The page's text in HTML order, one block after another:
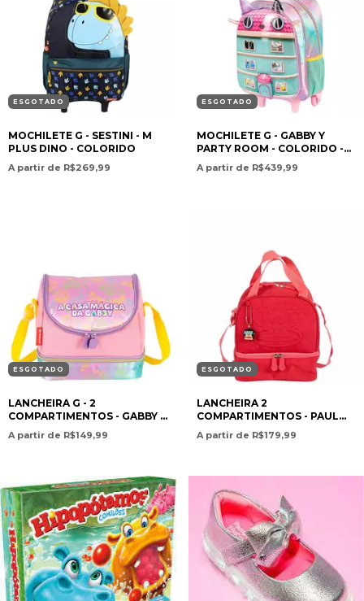
ESGOTADO
MOCHILETE G - SESTINI - M
PLUS DINO - COLORIDO
A partir de R$269,99
ESGOTADO
MOCHILETE G - GABBY Y
PARTY ROOM - COLORIDO -
SESTINI
A partir de R$439,99
ESGOTADO
LANCHEIRA G - 2
COMPARTIMENTOS - GABBY E
PARTY ROOM - COLORIDO -
SESTINI
A partir de R$149,99
ESGOTADO
LANCHEIRA 2
COMPARTIMENTOS - PAUL
FRANK - CEREJA
A partir de R$179,99